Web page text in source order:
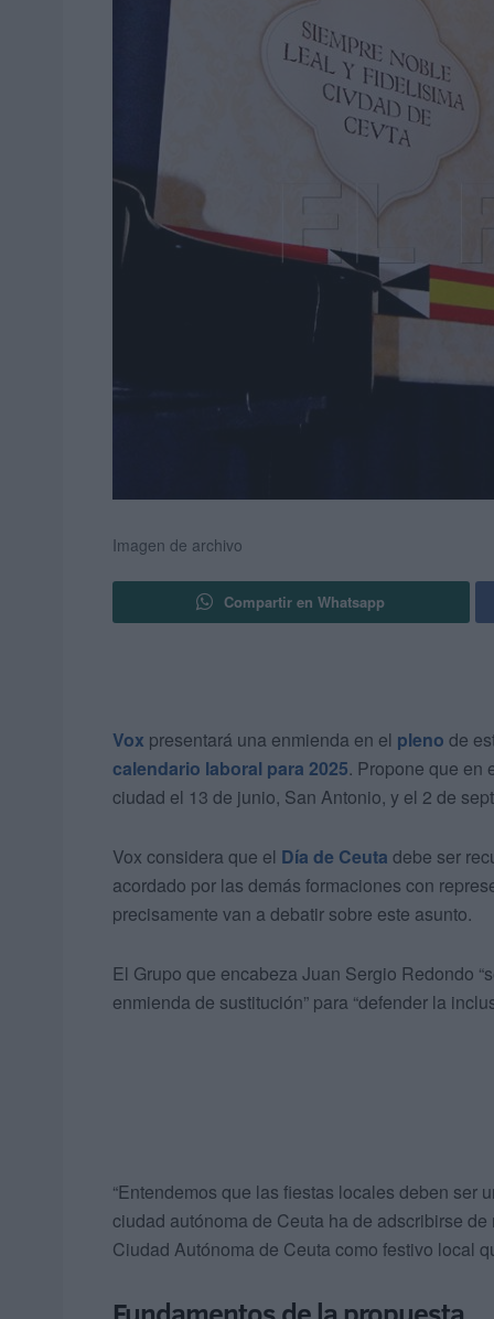
Imagen de archivo
Compartir en Whatsapp
Vox presentará una enmienda en el pleno de
calendario laboral para 2025. Propone que en
ciudad el 13 de junio, San Antonio, y el 2 de
Vox considera que el Día de Ceuta debe ser
acordado por las demás formaciones con
precisamente van a debatir sobre este asunto.
El Grupo que encabeza Juan Sergio Redondo
enmienda de sustitución” para “defender la
“Entendemos que las fiestas locales deben ser
ciudad autónoma de Ceuta ha de adscribirse
Ciudad Autónoma de Ceuta como festivo local